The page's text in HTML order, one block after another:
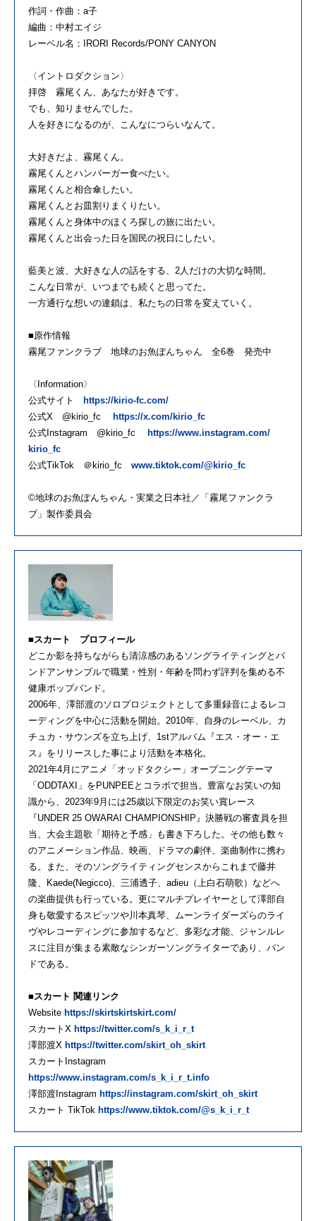
作詞・作曲： a子
編曲：中村エイジ
レーベル名：
IRORI Records/PONY CANYON
〈イントロダクション〉
拝啓 霧尾 くん、あなたが好きです。
でも、知りませんでした。
人を好き になるのが 、こんなにつらいなんて。
大好きだよ、 霧尾 くん。
霧尾 くん と ハンバーガー食べたい。
霧尾 くん と 相合傘したい。
霧尾 くん と お皿割りまくりたい。
霧尾 くん と 身体中のほくろ探しの旅に出たい。
霧尾 くん と 出会った 日 を国民の祝 日 に したい。
藍美と 波、大好きな人 の話をする、 2 人だけの大切な時間。
こんな 日 常が 、いつまでも続く と 思ってた。
一方通行な想いの連鎖は、私たちの 日 常を変えていく。
■原作情報
霧尾ファンクラブ 地球のお魚ぽんちゃん 全6巻 発売中
〈 Information〉
公式サイト
https://kirio-fc.com/
公式X @kirio_fc
https://x.com/kirio_fc
公式 Instagram @kirio_fc
https://www.instagram.com/
kirio_fc
公式TikTok ＠ kirio_fc www.tiktok.com/@kirio_fc
©地球のお魚ぽんちゃん・実業之 日 本社／「 霧尾ファンクラ
ブ 」 製作委員会
■スカート プロフィール
どこか影を持ちながらも清涼感のあるソングライティングとバ
ンドアンサンブルで職業・性別・年齢を問わず評判を集める不
健康ポップバンド。
2006年、澤部渡のソロプロジェクトとして多重録音によるレコ
ーディングを中心に活動を開始。2010年、自身のレーベル、カ
チュカ・サウンズを立ち上げ、1stアルバム『エス・オー・エ
ス』をリリースした事により活動を本格化。
2021年4月にアニメ「オッドタクシー」オープニングテーマ
「ODDTAXI」をPUNPEEとコラボで担当。豊富なお笑いの知
識から、2023年9月には25歳以下限定のお笑い賞レース
『UNDER 25 OWARAI CHAMPIONSHIP』決勝戦の審査員を担
当、大会主題歌「期待と予感」も書き下ろした。その他も数々
のアニメーション作品、映画、ドラマの劇伴、楽曲制作に携わ
る。また、そのソングライティングセンスからこれまで藤井
隆、Kaede(Negicco)、三浦透子、adieu（上白石萌歌）などへ
の楽曲提供も行っている。更にマルチプレイヤーとして澤部自
身も敬愛するスピッツや川本真琴、ムーンライダーズらのライ
ヴやレコーディングに参加するなど、多彩な才能、ジャンルレ
スに注目が集まる素敵なシンガーソングライターであり、バン
ドである。
■スカート 関連リンク
Website https://skirtskirtskirt.com/
スカートX https://twitter.com/s_k_i_r_t
澤部渡X https://twitter.com/skirt_oh_skirt
スカートInstagram
https://www.instagram.com/s_k_i_r_t.info
澤部渡Instagram https://instagram.com/skirt_oh_skirt
スカート TikTok https://www.tiktok.com/@s_k_i_r_t